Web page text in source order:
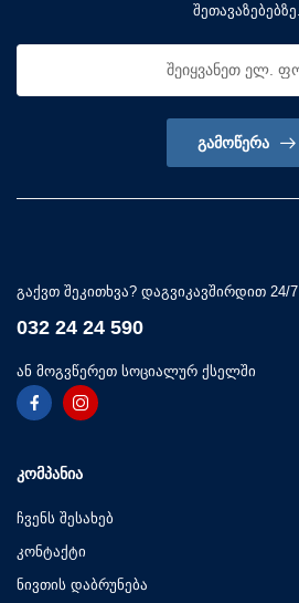
შეთავაზებებზე.
ᲒᲐᲛᲝᲬᲔᲠᲐ
გაქვთ შეკითხვა? დაგვიკავშირდით 24/7
032 24 24 590
ან მოგვწერეთ სოციალურ ქსელში
ᲙᲝᲛᲞᲐᲜᲘᲐ
ჩვენს შესახებ
კონტაქტი
ნივთის დაბრუნება